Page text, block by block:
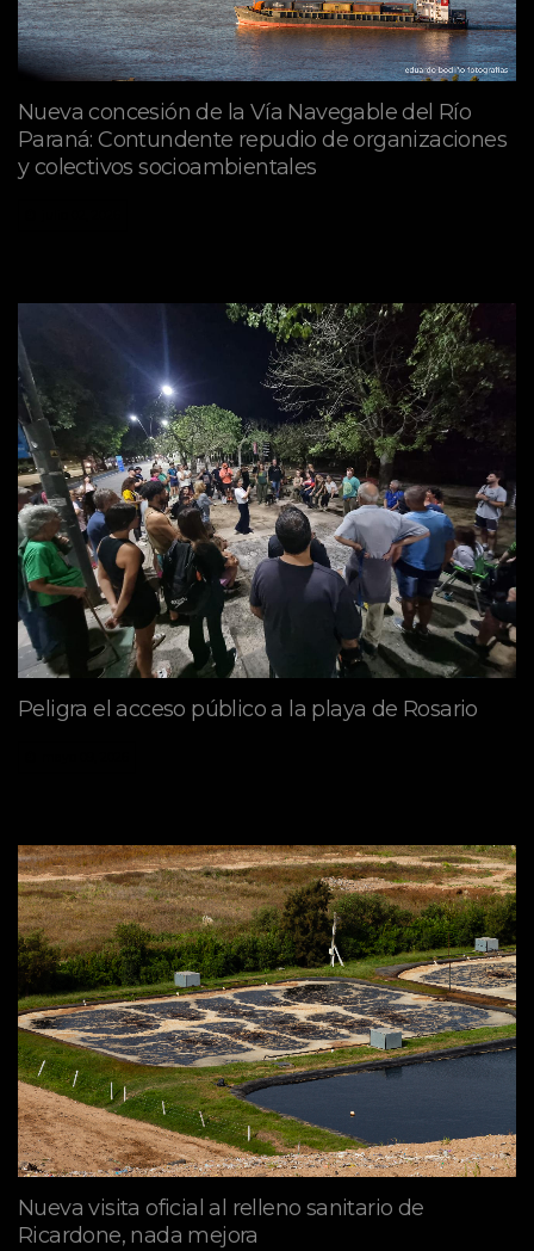
Nueva concesión de la Vía Navegable del Río
Paraná: Contundente repudio de organizaciones
y colectivos socioambientales
Peligra el acceso público a la playa de Rosario
Nueva visita oficial al relleno sanitario de
Ricardone, nada mejora